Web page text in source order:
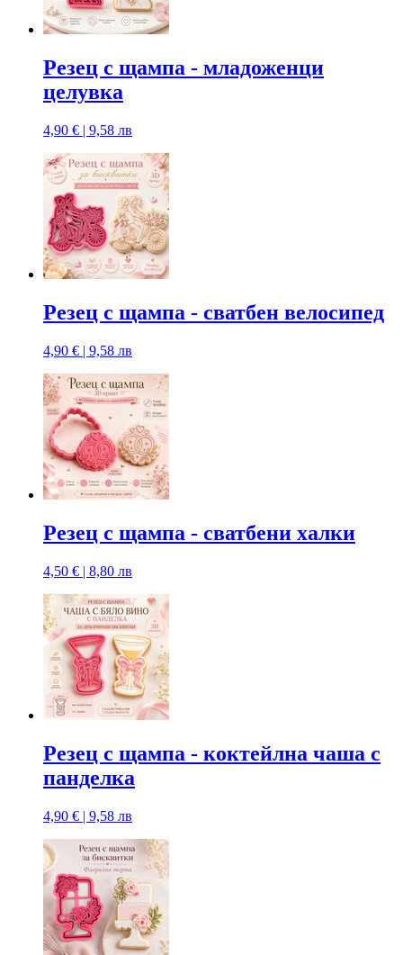
Резец с щампa - младоженци
целувка
4,90 € | 9,58 лв
Резец с щампa - сватбен велосипед
4,90 € | 9,58 лв
Резец с щампa - сватбени халки
4,50 € | 8,80 лв
Резец с щампa - коктейлна чаша с
панделка
4,90 € | 9,58 лв